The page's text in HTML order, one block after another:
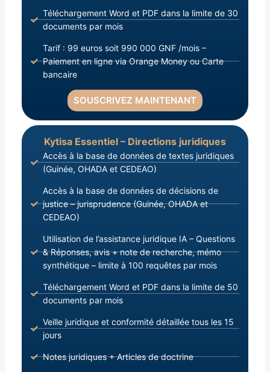
Téléchargement Word et PDF dans la limite de 30
documents par mois
Tarif : 99 euros soit 990 000 GNF /mois –
Paiement en ligne via Orange Money ou Carte
bancaire
SOUSCRIVEZ MAINTENANT
Kytisa Essentiel – Directions juridiques
Accès à la base de données de textes juridiques
(Guinée, OHADA et CEDEAO)
Accès à la base de données de décisions de
justice – jurisprudence (Guinée, OHADA et
CEDEAO)
Utilisation de l’assistance juridique IA – Questions
& Réponses, avis + note de recherche, mémo
synthétique – limite à 100 requêtes par mois
Téléchargement Word et PDF dans la limite de 50
documents par mois
Veille juridique et conformité détaillée tous les 15
jours
Notes juridiques + Articles de doctrine